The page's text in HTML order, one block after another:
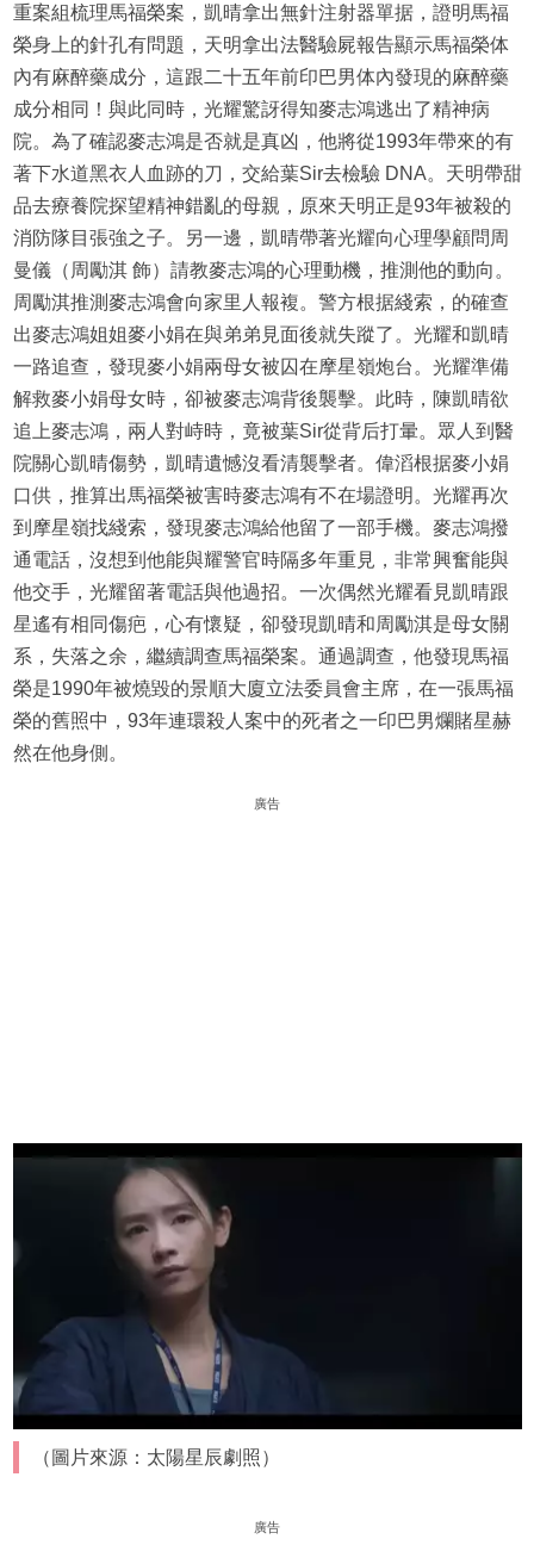
重案組梳理馬福榮案，凱晴拿出無針注射器單据，證明馬福
榮身上的針孔有問題，天明拿出法醫驗屍報告顯示馬福榮体
內有麻醉藥成分，這跟二十五年前印巴男体內發現的麻醉藥
成分相同！與此同時，光耀驚訝得知麥志鴻逃出了精神病
院。為了確認麥志鴻是否就是真凶，他將從1993年帶來的有
著下水道黑衣人血跡的刀，交給葉Sir去檢驗 DNA。天明帶甜
品去療養院探望精神錯亂的母親，原來天明正是93年被殺的
消防隊目張強之子。另一邊，凱晴帶著光耀向心理學顧問周
曼儀（周勵淇 飾）請教麥志鴻的心理動機，推測他的動向。
周勵淇推測麥志鴻會向家里人報複。警方根据綫索，的確查
出麥志鴻姐姐麥小娟在與弟弟見面後就失蹤了。光耀和凱晴
一路追查，發現麥小娟兩母女被囚在摩星嶺炮台。光耀準備
解救麥小娟母女時，卻被麥志鴻背後襲擊。此時，陳凱晴欲
追上麥志鴻，兩人對峙時，竟被葉Sir從背后打暈。眾人到醫
院關心凱晴傷勢，凱晴遺憾沒看清襲擊者。偉滔根据麥小娟
口供，推算出馬福榮被害時麥志鴻有不在場證明。光耀再次
到摩星嶺找綫索，發現麥志鴻給他留了一部手機。麥志鴻撥
通電話，沒想到他能與耀警官時隔多年重見，非常興奮能與
他交手，光耀留著電話與他過招。一次偶然光耀看見凱晴跟
星遙有相同傷疤，心有懷疑，卻發現凱晴和周勵淇是母女關
系，失落之余，繼續調查馬福榮案。通過調查，他發現馬福
榮是1990年被燒毀的景順大廈立法委員會主席，在一張馬福
榮的舊照中，93年連環殺人案中的死者之一印巴男爛賭星赫
然在他身側。
廣告
（圖片來源：太陽星辰劇照）
廣告